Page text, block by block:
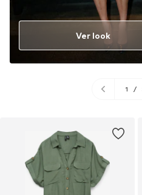
Ver look
1 /